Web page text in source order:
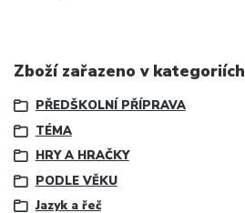
Zboží zařazeno v kategoriích
PŘEDŠKOLNÍ PŘÍPRAVA
TÉMA
HRY A HRAČKY
PODLE VĚKU
Jazyk a řeč